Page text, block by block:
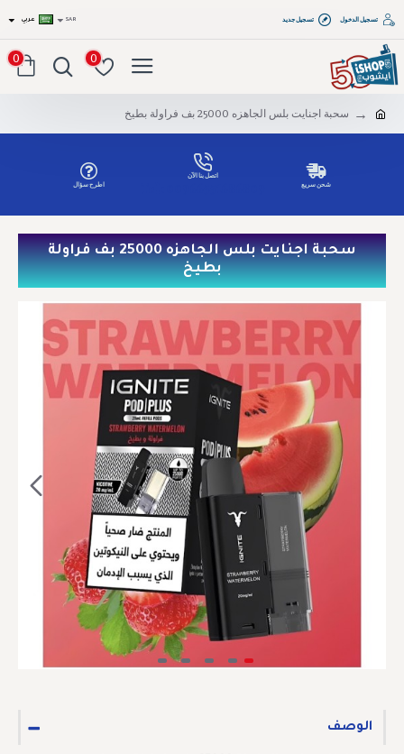
تسجيل الدخول تسجيل جديد SAR عربي
0
0
سحبة اجنايت بلس الجاهزه 25000 بف فراولة بطيخ
شحن سريع
اتصل بنا الآن
اطرح سؤال
سحبة اجنايت بلس الجاهزه 25000 بف فراولة
بطيخ
الوصف